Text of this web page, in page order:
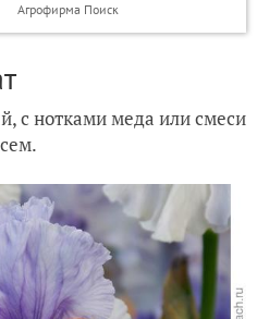
Агрофирма Поиск
с нотками меда или смеси